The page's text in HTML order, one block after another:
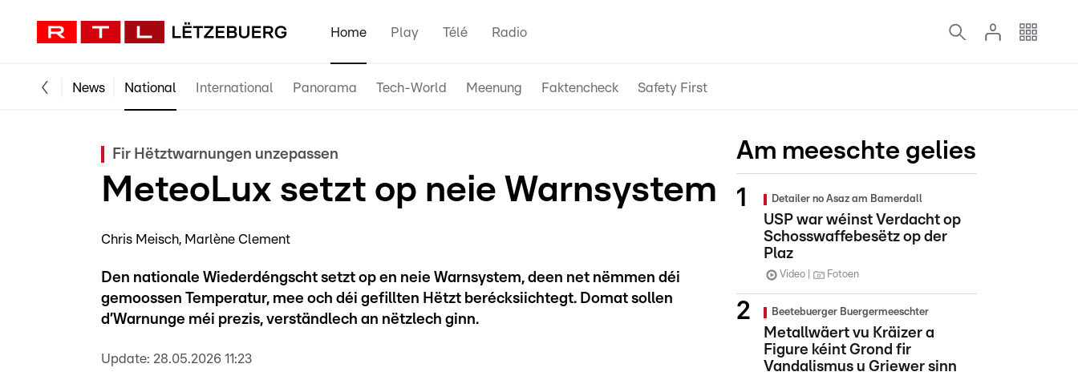
Home Play Télé Radio
News National International Panorama Tech-World Meenung Faktencheck Safety First
Fir Hëtztwarnungen unzepassen
MeteoLux setzt op neie Warnsystem
Chris Meisch Marlène Clement
Den nationale Wiederdéngscht setzt op en neie Warnsystem, deen net nëmmen déi
gemoossen Temperatur, mee och déi gefillten Hëtzt berécksiichtegt. Domat sollen
d’Warnunge méi prezis, verständlech an nëtzlech ginn.
Update: 28.05.2026 11:23
Am meeschte gelies
Detailer no Asaz am Bamerdall
USP war wéinst Verdacht op
Schosswaffebesëtz op der
Plaz
Video Fotoen
Beetebuerger Buergermeeschter
Metallwäert vu Kräizer a
Figure kéint Grond fir
Vandalismus u Griewer sinn